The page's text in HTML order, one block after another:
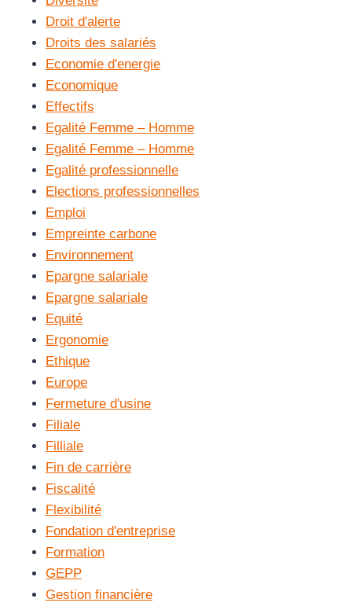
Droit d'alerte
Droits des salariés
Economie d'energie
Economique
Effectifs
Egalité Femme – Homme
Egalité Femme – Homme
Egalité professionnelle
Elections professionnelles
Emploi
Empreinte carbone
Environnement
Epargne salariale
Epargne salariale
Equité
Ergonomie
Ethique
Europe
Fermeture d'usine
Filiale
Filliale
Fin de carrière
Fiscalité
Flexibilité
Fondation d'entreprise
Formation
GEPP
Gestion financière